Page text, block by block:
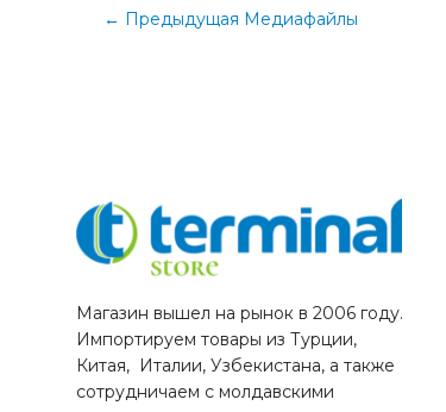
← Предыдущая Медиафайлы
Магазин вышел на рынок в 2006 году.
Импортируем товары из Турции,
Китая, Италии, Узбекистана, а также
сотрудничаем с молдавскими